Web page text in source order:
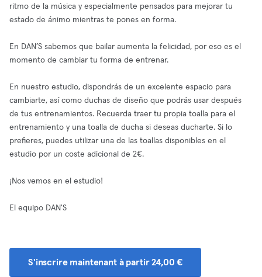
ritmo de la música y especialmente pensados para mejorar tu
estado de ánimo mientras te pones en forma.
En DAN’S sabemos que bailar aumenta la felicidad, por eso es el
momento de cambiar tu forma de entrenar.
En nuestro estudio, dispondrás de un excelente espacio para
cambiarte, así como duchas de diseño que podrás usar después
de tus entrenamientos. Recuerda traer tu propia toalla para el
entrenamiento y una toalla de ducha si deseas ducharte. Si lo
prefieres, puedes utilizar una de las toallas disponibles en el
estudio por un coste adicional de 2€.
¡Nos vemos en el estudio!
El equipo DAN'S
S'inscrire maintenant à partir 24,00 €